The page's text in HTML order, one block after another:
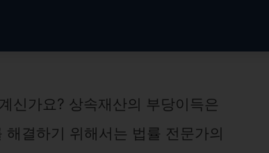
신가요? 상속재산의 부당이득은
결하기 위해서는 법률 전문가의